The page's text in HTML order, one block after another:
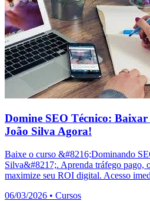
Domine SEO Técnico:
João Silva Agora!
Baixe o curso &#8216;Dominando
Silva&#8217;. Aprenda tráfego pago,
maximize seu ROI digital. Acesso
06/03/2026 • Cursos